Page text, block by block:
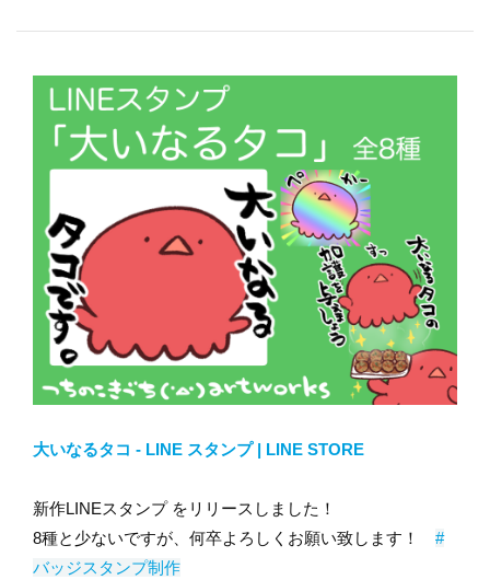
大いなるタコ - LINE スタンプ | LINE STORE
新作LINEスタンプ をリリースしました！
8種と少ないですが、何卒よろしくお願い致します！ #
バッジスタンプ制作